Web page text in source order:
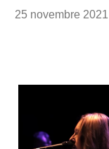
25 novembre